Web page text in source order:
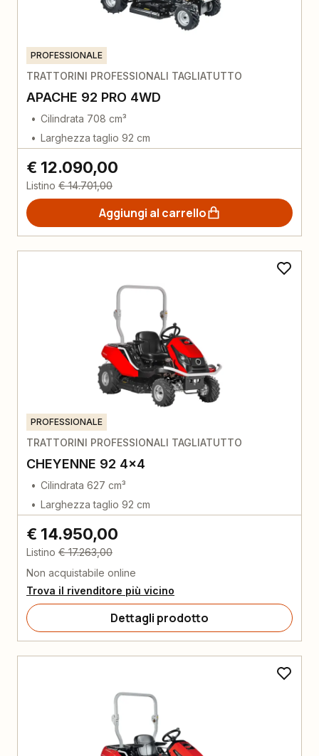
PROFESSIONALE
TRATTORINI PROFESSIONALI TAGLIATUTTO
APACHE 92 PRO 4WD
Cilindrata 708 cm³
Larghezza taglio 92 cm
€ 12.090,00
Listino € 14.701,00
Aggiungi al carrello
PROFESSIONALE
TRATTORINI PROFESSIONALI TAGLIATUTTO
CHEYENNE 92 4x4
Cilindrata 627 cm³
Larghezza taglio 92 cm
€ 14.950,00
Listino € 17.263,00
Non acquistabile online
Trova il rivenditore più vicino
Dettagli prodotto